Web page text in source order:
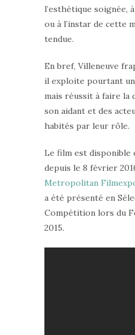
l’esthétique soignée,
ou à l’instar de cette
tendue.
En bref, Villeneuve
il exploite pourtant
mais réussit à faire la
son aidant et des
habités par leur rôle.
Le film est disponible
depuis le 8 février
Metropolitan
a été présenté en
Compétition lors du
2015.